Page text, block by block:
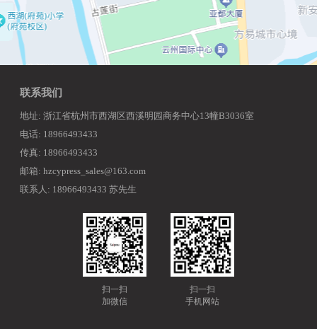
联系我们
地址: 浙江省杭州市西湖区西溪明园商务中心13幢B3036室
电话: 18966493433
传真: 18966493433
邮箱: hzcypress_sales@163.com
联系人: 18966493433 苏先生
扫一扫
加微信
扫一扫
手机网站